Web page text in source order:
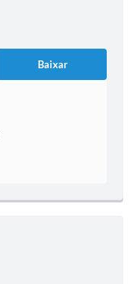
Baixar